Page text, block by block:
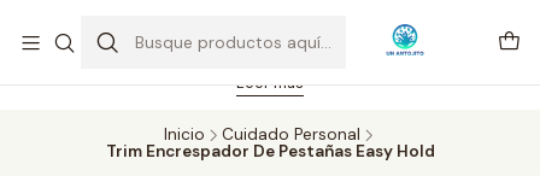
Feriado 21-05-2026 atención hasta las 14 hrs. Envío GRATIS mismo
día solo área Metropolitana Santiago por compras desde CLP 39.900.
Pedidos hasta 16 hrs., sábados y domingos hasta 14 hrs.
Leer más
Inicio
Cuidado Personal
Trim Encrespador De Pestañas Easy Hold